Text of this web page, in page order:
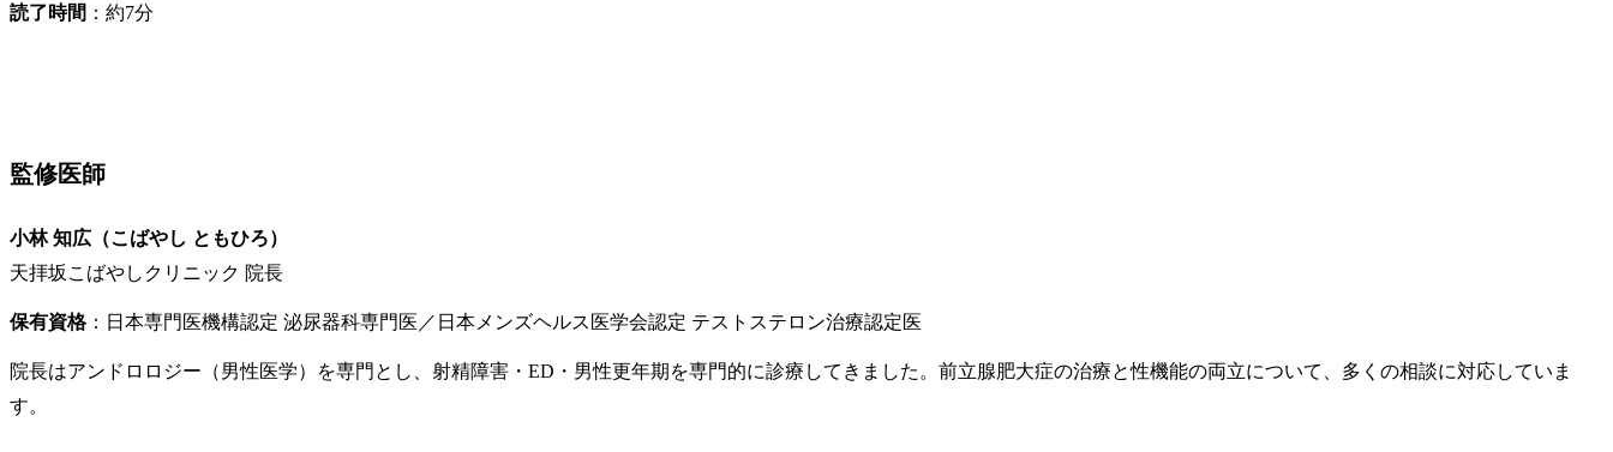
読了時間 ：約7分
監修医師
小林 知広（こばやし ともひろ）
天拝坂こばやしクリニック 院長
保有資格：日本専門医機構認定 泌尿器科専門医／日本メンズヘルス医学会認定 テストステロン治療認定医
院長はアンドロロジー（男性医学）を専門とし、射精障害・ED・男性更年期を専門的に診療してきました。前立腺肥大症の治療と性機能の両立について、多くの相談に対応していま
す。